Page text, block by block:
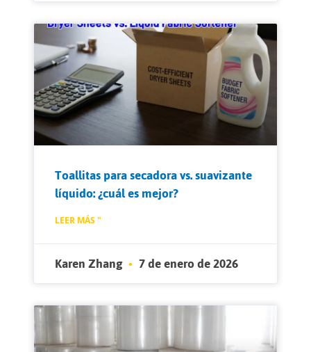
Toallitas para secadora vs. suavizante
líquido: ¿cuál es mejor?
LEER MÁS "
Karen Zhang 7 de enero de 2026